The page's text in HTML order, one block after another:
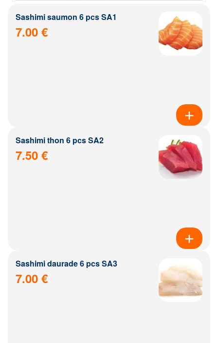
Sashimi saumon 6 pcs SA1
7.00 €
Sashimi thon 6 pcs SA2
7.50 €
Sashimi daurade 6 pcs SA3
7.00 €